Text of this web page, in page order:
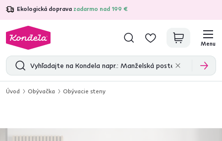
Ekologická doprava zadarmo nad 199 €
4,7 31 333overených produktových recenzií
Menu
Úvod Obývačka Obývacie steny